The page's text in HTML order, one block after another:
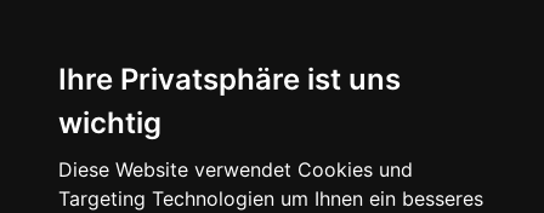
Ihre Privatsphäre ist uns
wichtig
Diese Website verwendet Cookies und
Targeting Technologien um Ihnen ein besseres